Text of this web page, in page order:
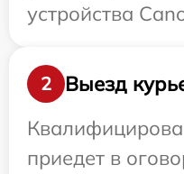
устройства
2
Выезд
приедет в